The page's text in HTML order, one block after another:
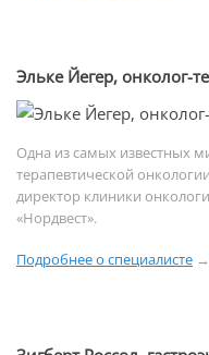
Эльке Йегер, онколог-
Одна из самых известных
терапевтической
директор клиники
«Нордвест».
Подробнее о специалисте →